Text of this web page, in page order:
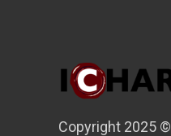
Copyright 2025 ©